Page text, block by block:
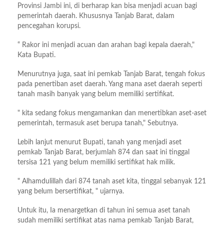
Provinsi Jambi ini, di berharap kan bisa menjadi acuan bagi
pemerintah daerah. Khususnya Tanjab Barat, dalam
pencegahan korupsi.
“ Rakor ini menjadi acuan dan arahan bagi kepala daerah,"
Kata Bupati.
Menurutnya juga, saat ini pemkab Tanjab Barat, tengah fokus
pada penertiban aset daerah. Yang mana aset daerah seperti
tanah masih banyak yang belum memiliki sertifikat.
" kita sedang fokus mengamankan dan menertibkan aset-aset
pemerintah, termasuk aset berupa tanah," Sebutnya.
Lebih lanjut menurut Bupati, tanah yang menjadi aset
pemkab Tanjab Barat, berjumlah 874 dan saat ini tinggal
tersisa 121 yang belum memiliki sertifikat hak milik.
" Alhamdulillah dari 874 tanah aset kita, tinggal sebanyak 121
yang belum bersertifikat, " ujarnya.
Untuk itu, Ia menargetkan di tahun ini semua aset tanah
sudah memiliki sertifikat atas nama pemkab Tanjab Barat,